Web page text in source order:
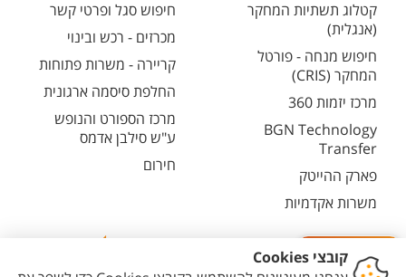
צרו קשר
קטלוג תשתיות המחקר
(אנגלית)
חיפוש מנחה - פורטל
המחקר (CRIS)
מרכז יזמות 360
BGN Technology
Transfer
פארק ההייטק
משרות אקדמיות
חיפוש סגל ופרטי קשר
מכרזים - רכש ובינוי
קריירה - משרות פתוחות
החלפת סיסמה ארגונית
מרכז הספורט והנופש
ע"ש סילבן אדמס
חירום